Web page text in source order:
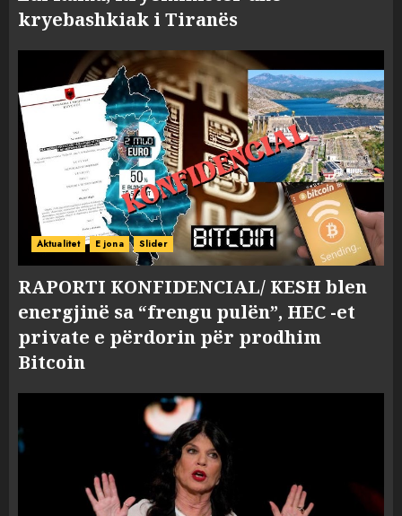
kryebashkiak i Tiranës
Aktualitet E jona Slider
RAPORTI KONFIDENCIAL/ KESH blen
energjinë sa “frengu pulën”, HEC -et
private e përdorin për prodhim
Bitcoin